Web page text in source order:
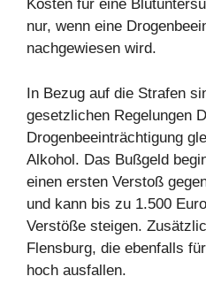
Kosten für eine
nur, wenn eine
nachgewiesen wird.
In Bezug auf die Strafen
gesetzlichen Regelungen
Drogenbeeinträchtigung
Alkohol. Das Bußgeld
einen ersten Verstoß
und kann bis zu 1.500
Verstöße steigen.
Flensburg, die ebenfalls
hoch ausfallen.